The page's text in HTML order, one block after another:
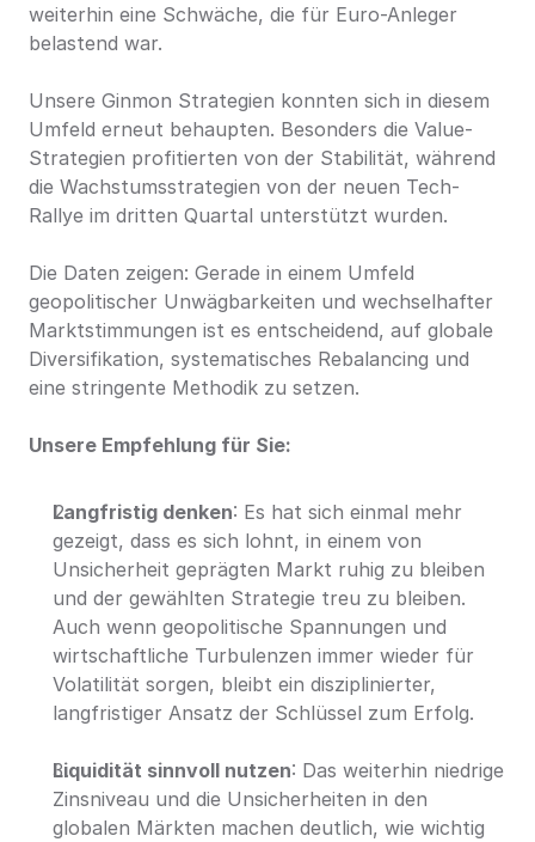
weiterhin eine Schwäche, die für Euro-Anleger
belastend war.
Unsere Ginmon Strategien konnten sich in diesem
Umfeld erneut behaupten. Besonders die Value-
Strategien profitierten von der Stabilität, während
die Wachstumsstrategien von der neuen Tech-
Rallye im dritten Quartal unterstützt wurden.
Die Daten zeigen: Gerade in einem Umfeld
geopolitischer Unwägbarkeiten und wechselhafter
Marktstimmungen ist es entscheidend, auf globale
Diversifikation, systematisches Rebalancing und
eine stringente Methodik zu setzen.
Unsere Empfehlung für Sie:
Langfristig denken: Es hat sich einmal mehr
gezeigt, dass es sich lohnt, in einem von
Unsicherheit geprägten Markt ruhig zu bleiben
und der gewählten Strategie treu zu bleiben.
Auch wenn geopolitische Spannungen und
wirtschaftliche Turbulenzen immer wieder für
Volatilität sorgen, bleibt ein disziplinierter,
langfristiger Ansatz der Schlüssel zum Erfolg.
Liquidität sinnvoll nutzen: Das weiterhin niedrige
Zinsniveau und die Unsicherheiten in den
globalen Märkten machen deutlich, wie wichtig